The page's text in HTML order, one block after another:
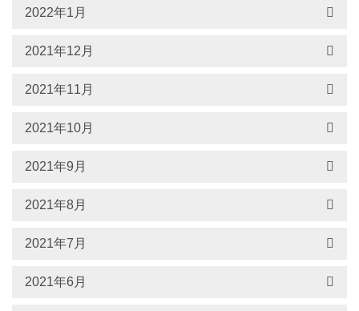
2022年1月
2021年12月
2021年11月
2021年10月
2021年9月
2021年8月
2021年7月
2021年6月